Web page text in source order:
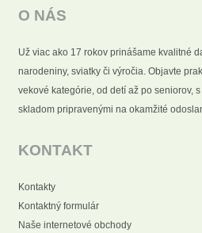
O NÁS
Už viac ako 17 rokov prinášame kvalitné
narodeniny, sviatky či výročia. Objavte
vekové kategórie, od detí až po seniorov,
skladom pripravenými na okamžité
KONTAKT
Kontakty
Kontaktný formulár
Naše internetové obchody